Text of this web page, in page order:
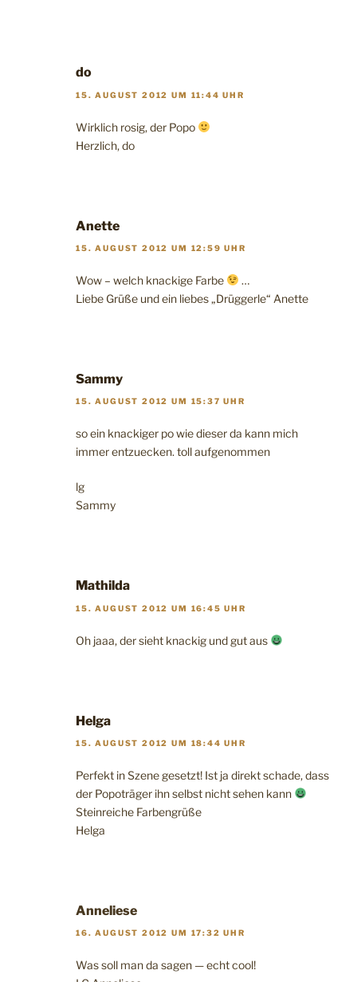
do
15. AUGUST 2012 UM 11:44 UHR
Wirklich rosig, der Popo
Herzlich, do
Anette
15. AUGUST 2012 UM 12:59 UHR
Wow – welch knackige Farbe
…
Liebe Grüße und ein liebes „Drüggerle“ Anette
Sammy
15. AUGUST 2012 UM 15:37 UHR
so ein knackiger po wie dieser da kann mich
immer entzuecken. toll aufgenommen
lg
Sammy
Mathilda
15. AUGUST 2012 UM 16:45 UHR
Oh jaaa, der sieht knackig und gut aus
Helga
15. AUGUST 2012 UM 18:44 UHR
Perfekt in Szene gesetzt! Ist ja direkt schade, dass
der Popoträger ihn selbst nicht sehen kann
Steinreiche Farbengrüße
Helga
Anneliese
16. AUGUST 2012 UM 17:32 UHR
Was soll man da sagen — echt cool!